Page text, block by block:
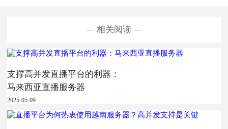
相关阅读
支撑高并发直播平台的利器：
马来西亚直播服务器
2025-05-09